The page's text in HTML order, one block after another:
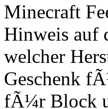
Minecraft
Hinweis auf
welcher
Geschenk
fÃ¼r Block